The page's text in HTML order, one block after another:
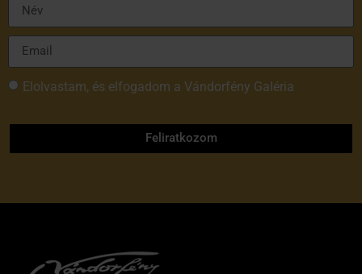
Elolvastam, és elfogadom a Vándorfény Galéria
Feliratkozom